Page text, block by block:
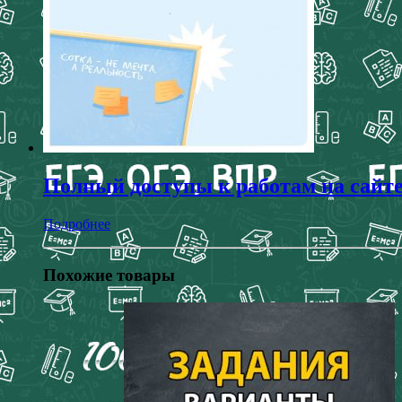
Полный доступы к работам на
Подробнее
Похожие товары